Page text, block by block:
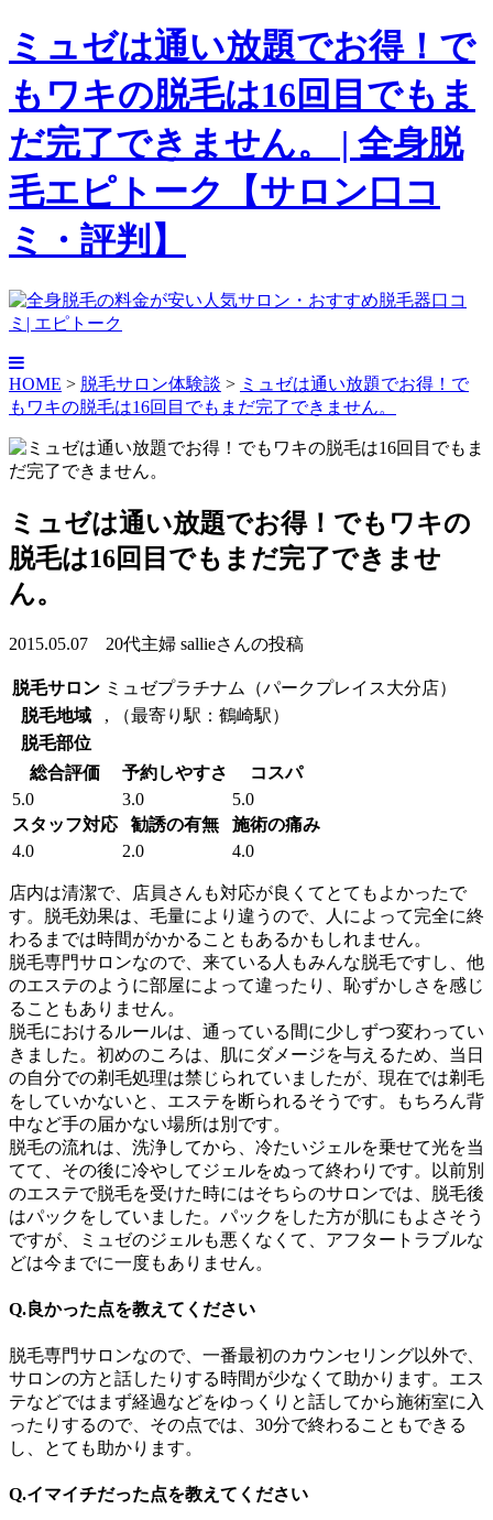
ミュゼは通い放題でお得！で
もワキの脱毛は16回目でもま
だ完了できません。 | 全身脱
毛エピトーク【サロン口コ
ミ・評判】
HOME > 脱毛サロン体験談 > ミュゼは通い放題でお得！で
もワキの脱毛は16回目でもまだ完了できません。
ミュゼは通い放題でお得！でもワキの
脱毛は16回目でもまだ完了できませ
ん。
2015.05.07 20代主婦 sallieさんの投稿
脱毛サロン ミュゼプラチナム（パークプレイス大分店）
脱毛地域
, （最寄り駅：鶴崎駅）
脱毛部位
総合評価
予約しやすさ
コスパ
5.0
3.0
5.0
スタッフ対応
勧誘の有無
施術の痛み
4.0
2.0 4.0
店内は清潔で、店員さんも対応が良くてとてもよかったで
す。脱毛効果は、毛量により違うので、人によって完全に終
わるまでは時間がかかることもあるかもしれません。
脱毛専門サロンなので、来ている人もみんな脱毛ですし、他
のエステのように部屋によって違ったり、恥ずかしさを感じ
ることもありません。
脱毛におけるルールは、通っている間に少しずつ変わってい
きました。初めのころは、肌にダメージを与えるため、当日
の自分での剃毛処理は禁じられていましたが、現在では剃毛
をしていかないと、エステを断られるそうです。もちろん背
中など手の届かない場所は別です。
脱毛の流れは、洗浄してから、冷たいジェルを乗せて光を当
てて、その後に冷やしてジェルをぬって終わりです。以前別
のエステで脱毛を受けた時にはそちらのサロンでは、脱毛後
はパックをしていました。パックをした方が肌にもよさそう
ですが、ミュゼのジェルも悪くなくて、アフタートラブルな
どは今までに一度もありません。
Q.良かった点を教えてください
脱毛専門サロンなので、一番最初のカウンセリング以外で、
サロンの方と話したりする時間が少なくて助かります。エス
テなどではまず経過などをゆっくりと話してから施術室に入
ったりするので、その点では、30分で終わることもできる
し、とても助かります。
Q.イマイチだった点を教えてください